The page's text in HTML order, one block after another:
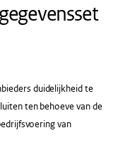
duidelijkheid te
ten behoeve van de
van